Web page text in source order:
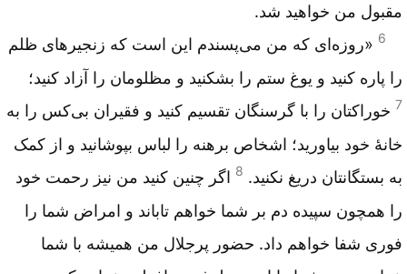
مقبول من خواهید شد.
6 «روزه‌ای که من می‌پسندم این است که زنجیرهای ظلم
را پاره کنید و یوغ ستم را بشکنید و مظلومان را آزاد کنید؛
7 خوراکتان را با گرسنگان تقسیم کنید و فقیران بی‌کس را به
خانهٔ خود بیاورید؛ اشخاص برهنه را لباس بپوشانید و از کمک
به بستگانتان دریغ نکنید. 8 اگر چنین کنید من نیز رحمت خود
را همچون سپیده دم بر شما خواهم تاباند و امراض شما را
فوری شفا خواهم داد. حضور پرجلال من همیشه با شما